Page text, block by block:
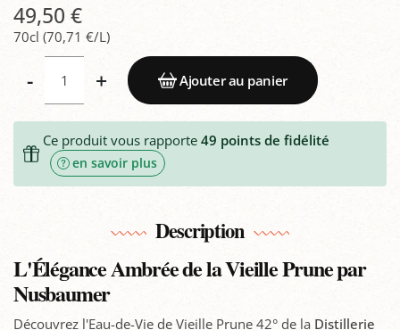
49,50 €
70cl (70,71 €/L)
- + Ajouter au panier
Ce produit vous rapporte49 points de fidélité
en savoir plus
Description
L'Élégance Ambrée de la Vieille Prune par
Nusbaumer
Découvrez l'Eau-de-Vie de Vieille Prune 42° de la Distillerie